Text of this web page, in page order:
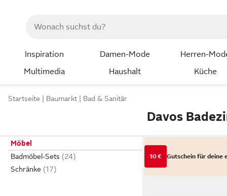
Inspiration Damen-Mode
Herren-
Multimedia
Haushalt Küche
Startseite Baumarkt Bad & Sanitär
Davos
Möbel
Badmöbel-Sets
Schränke
10 € Gutschein für deine